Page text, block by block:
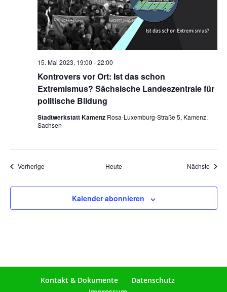
Kontrovers vor Ort: Ist das schon
Extremismus? Sächsische Landeszentrale für
politische Bildung
15. Mai 2023, 19:00 -22:00
Stadtwerkstatt Kamenz Rosa-Luxemburg-Straße 5, Kamenz,
Sachsen
VorherigeVeranstaltungen Heute Nächste
Kalender abonnieren
Kontakt & Dokumente
Datenschutz